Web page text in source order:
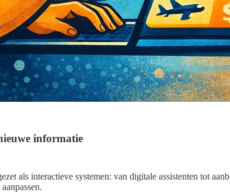
informatie
als interactieve systemen: van digitale assistenten tot